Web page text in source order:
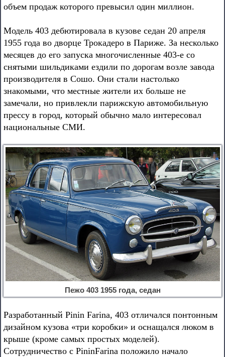
объем продаж которого превысил один миллион.
Модель 403 дебютировала в кузове седан 20 апреля
1955 года во дворце Трокадеро в Париже. За несколько
месяцев до его запуска многочисленные 403-е со
снятыми шильдиками ездили по дорогам возле завода
производителя в Сошо. Они стали настолько
знакомыми, что местные жители их больше не
замечали, но привлекли парижскую автомобильную
прессу в город, который обычно мало интересовал
национальные СМИ.
Пежо 403 1955 года, седан
Разработанный Pinin Farina, 403 отличался понтонным
дизайном кузова «три коробки» и оснащался люком в
крыше (кроме самых простых моделей).
Сотрудничество с PininFarina положило начало